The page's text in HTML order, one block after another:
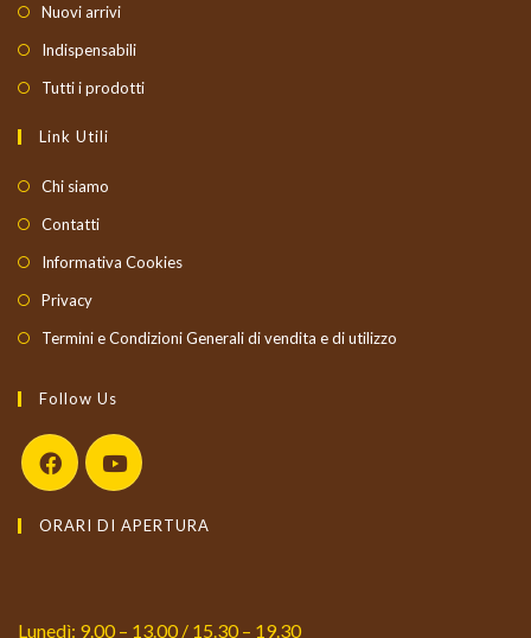
Nuovi arrivi
Indispensabili
Tutti i prodotti
Link Utili
Chi siamo
Contatti
Informativa Cookies
Privacy
Termini e Condizioni Generali di vendita e di utilizzo
Follow Us
ORARI DI APERTURA
Lunedì: 9.00 – 13.00 / 15.30 – 19.30